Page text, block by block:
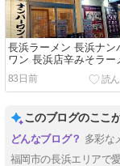
長浜ラーメン 長浜ナン
ワン 長浜店辛みそラー
Ｂセット 餃子（４個）
83日前
このブログのここ
多彩な
福岡市の長浜エリアで